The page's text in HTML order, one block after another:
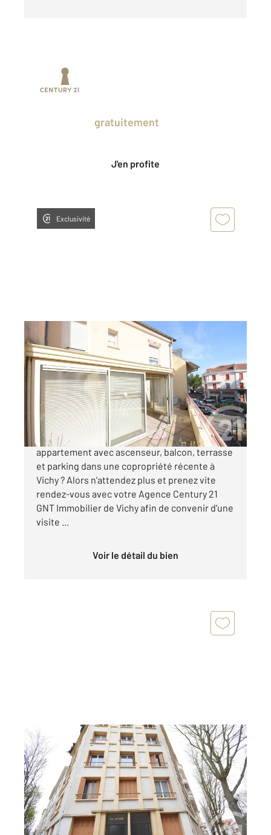
gratuitement
J'en profite
Exclusivité
VICHY 03
78,17 m2, 3 pièces
Ref : 1955
Appartement F3 à vendre
210 000 €
EEXCLUSIVITÉ !!! Vous recherchez un
appartement avec ascenseur, balcon, terrasse
et parking dans une copropriété récente à
Vichy ? Alors n'attendez plus et prenez vite
rendez-vous avec votre Agence Century 21
GNT Immobilier de Vichy afin de convenir d'une
visite ...
Voir le détail du bien
VICHY 03
38,17 m2, 2 pièces
Ref : 1305
Appartement T2 à vendre
68 000 €